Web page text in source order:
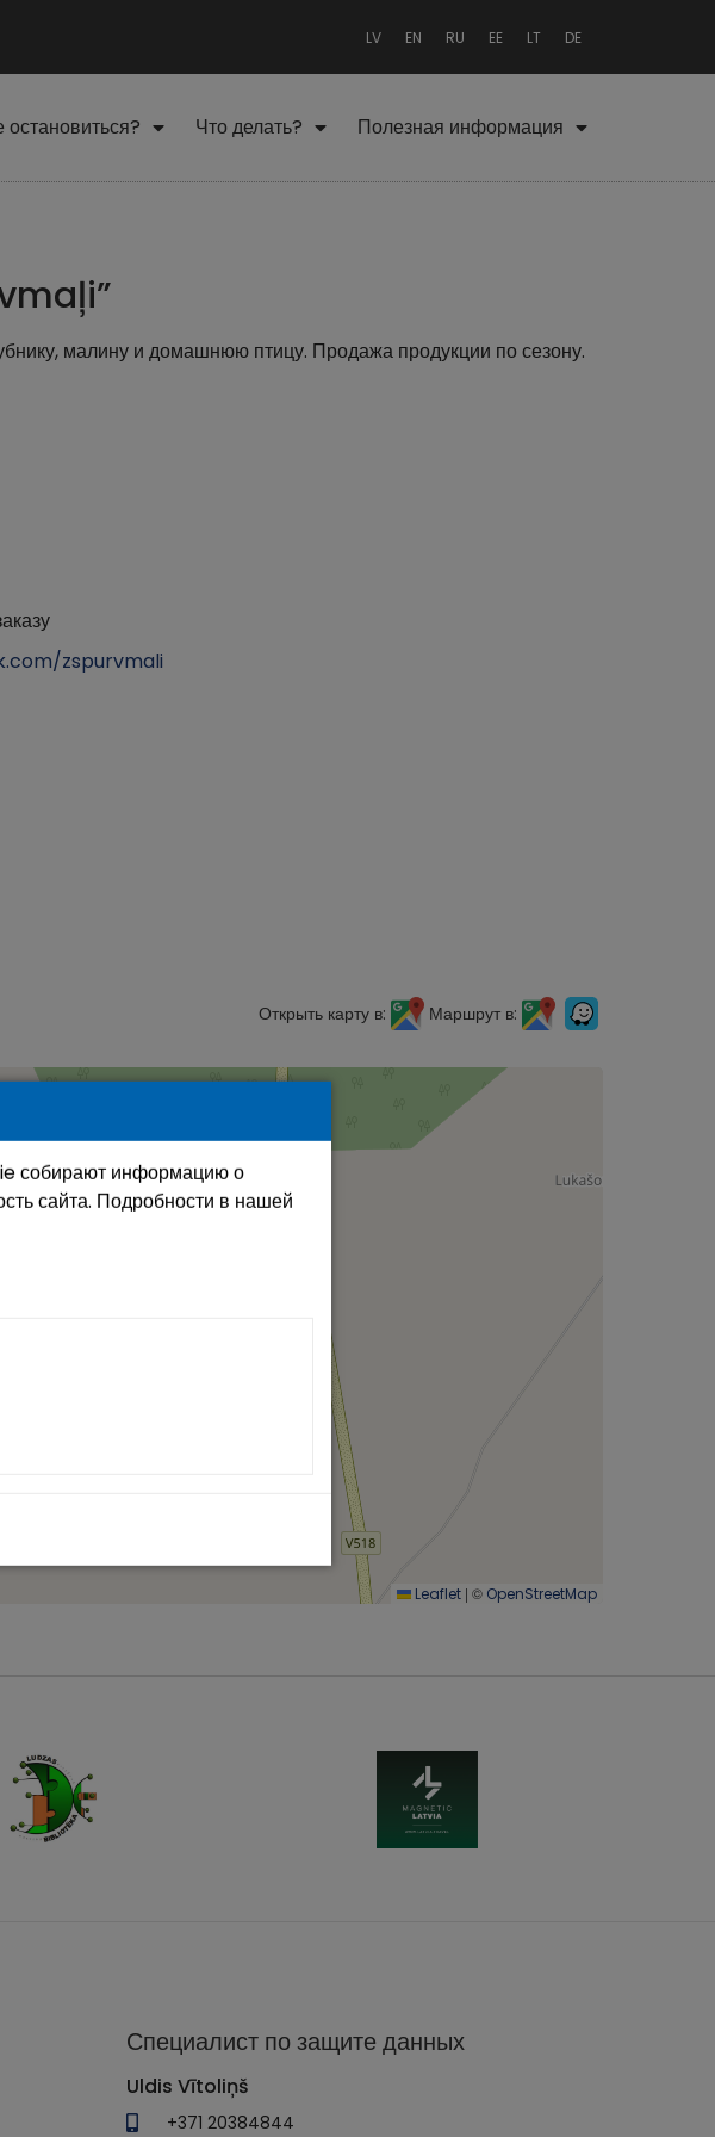
LV EN RU EE LT DE
остановиться? Что делать? Полезная информация
малину и домашнюю птицу. Продажа продукции по сезону.
zspurvmali
Открыть карту в: Маршрут в:
Leaflet | © OpenStreetMap
Специалист по защите данных
Uldis Vītoliņš
+371 20384844
собирают информацию о
сайта. Подробности в нашей